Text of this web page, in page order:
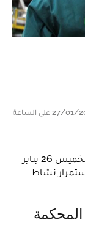
في 27/01/2023 على الساعة 08:00, تحديث بتاريخ 27/01/2023 على الساعة
قررت المحكمة التجارية بمدينة الدار البيضاء، الخميس 26 يناير
نشاط